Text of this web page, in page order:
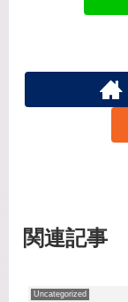
関連記事
Uncategorized